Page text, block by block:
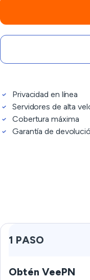
Privacidad en línea
Servidores de alta
Cobertura máxima
Garantía de
1 PASO
Obtén VeePN